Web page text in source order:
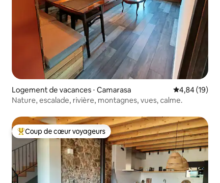
Logement de vacances ⋅ Camarasa Évaluation
4,84 (19)
Nature, escalade, rivière, montagnes, vues, calme.
Coups de cœur voyageurs les plus appréciés
Coup de cœur voyageurs